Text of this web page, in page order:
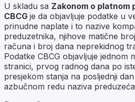
U skladu sa Zakonom o platnom
CBCG je da objavljuje podatke u
prinudne naplate i to nazive
preduzetnika, njihove matične
računa i broj dana neprekidnog
Podatke CBCG objavljuje jednom
stranici, prvog radnog dana po
presjekom stanja na posljednji
azbučnom redu naziva